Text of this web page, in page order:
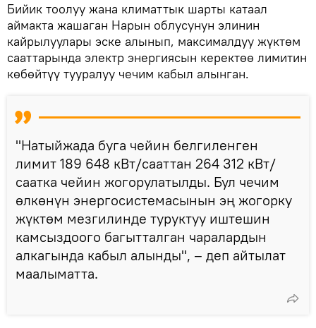
Бийик тоолуу жана климаттык шарты катаал
аймакта жашаган Нарын облусунун элинин
кайрылуулары эске алынып, максималдуу жүктөм
сааттарында электр энергиясын керектөө лимитин
көбөйтүү тууралуу чечим кабыл алынган.
"Натыйжада буга чейин белгиленген
лимит 189 648 кВт/сааттан 264 312 кВт/
саатка чейин жогорулатылды. Бул чечим
өлкөнүн энергосистемасынын эң жогорку
жүктөм мезгилинде туруктуу иштешин
камсыздоого багытталган чаралардын
алкагында кабыл алынды", – деп айтылат
маалыматта.